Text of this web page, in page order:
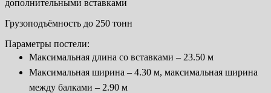
дополнительными вставками
Грузоподъёмность до 250 тонн
Параметры постели:
Максимальная длина со вставками – 23.50 м
Максимальная ширина – 4.30 м, максимальная ширина
между балками – 2.90 м